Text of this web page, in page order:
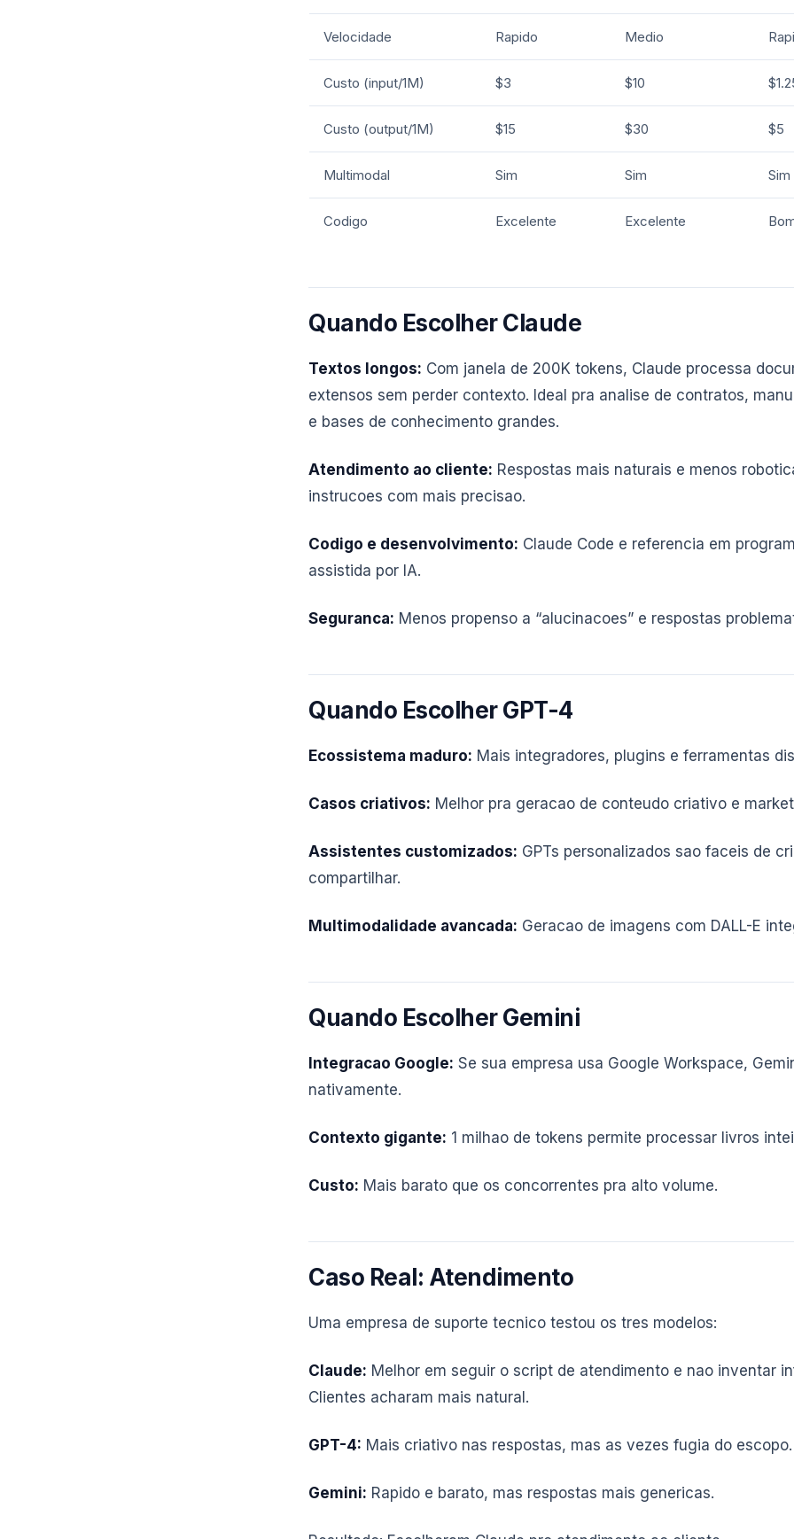
Velocidade Rapido Medio
Custo (input/1M) $3 $10
Custo (output/1M) $15 $30 $5
Multimodal Sim Sim Sim
Codigo Excelente Excelente
Quando Escolher Claude
Textos longos: Com janela de 200K tokens, Claude processa
extensos sem perder contexto. Ideal pra analise de contratos,
e bases de conhecimento grandes.
Atendimento ao cliente: Respostas mais naturais e menos
instrucoes com mais precisao.
Codigo e desenvolvimento: Claude Code e referencia em
assistida por IA.
Seguranca: Menos propenso a “alucinacoes” e respostas
Quando Escolher GPT-4
Ecossistema maduro: Mais integradores, plugins e ferramentas
Casos criativos: Melhor pra geracao de conteudo criativo e
Assistentes customizados: GPTs personalizados sao faceis de
compartilhar.
Multimodalidade avancada: Geracao de imagens com DALL-E
Quando Escolher Gemini
Integracao Google: Se sua empresa usa Google Workspace,
nativamente.
Contexto gigante: 1 milhao de tokens permite processar livros
Custo: Mais barato que os concorrentes pra alto volume.
Caso Real: Atendimento
Uma empresa de suporte tecnico testou os tres modelos:
Claude: Melhor em seguir o script de atendimento e nao inventar
Clientes acharam mais natural.
GPT-4: Mais criativo nas respostas, mas as vezes fugia do escopo.
Gemini: Rapido e barato, mas respostas mais genericas.